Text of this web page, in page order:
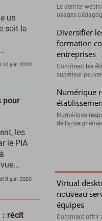
un
soit la
10 juin 2020
pour
les
le PIA
9 juin 2020
: récit
Le dernier
usages
Diversifier
formation
entreprises
Comment les
supérieur
Numérique
Numérique
de
Virtual
nouveau
équipes
Comment offrir